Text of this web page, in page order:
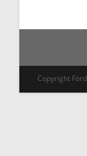
Copyright